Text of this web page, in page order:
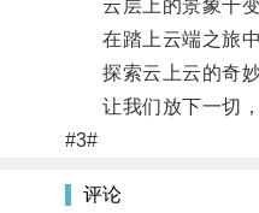
云层上的景象千变
在踏上云端之旅中
探索云上云的奇妙
让我们放下一切，
#3#
评论